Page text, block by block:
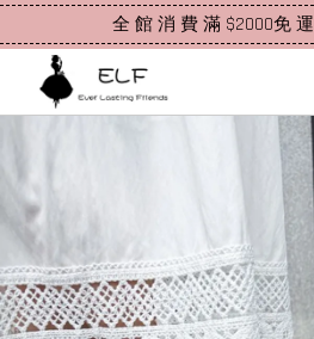
全 館 消 費 滿 $2000免 運